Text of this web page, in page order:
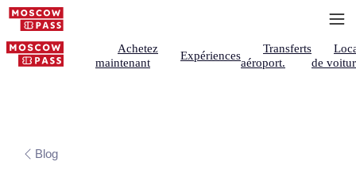
Achetez
maintenant
Expériences
Transferts
aéroport.
de
Blog